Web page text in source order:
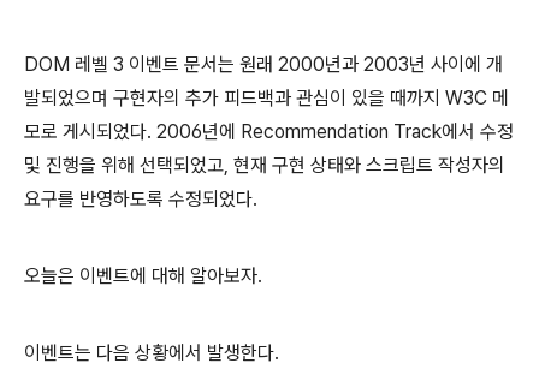
DOM 레벨 3 이벤트 문서는 원래 2000년과 2003년 사이에 개
발되었으며 구현자의 추가 피드백과 관심이 있을 때까지 W3C 메
모로 게시되었다. 2006년에 Recommendation Track에서 수정
및 진행을 위해 선택되었고, 현재 구현 상태와 스크립트 작성자의
요구를 반영하도록 수정되었다.
오늘은 이벤트에 대해 알아보자.
이벤트는 다음 상황에서 발생한다.